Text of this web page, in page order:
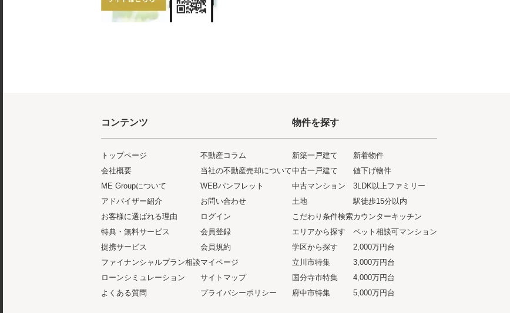
コンテンツ
トップページ
会社概要
ME Groupについて
アドバイザー紹介
お客様に選ばれる理由
特典・無料サービス
提携サービス
ファイナンシャルプラン相談
ローンシミュレーション
よくある質問
不動産コラム
当社の不動産売却について
WEBパンフレット
お問い合わせ
ログイン
会員登録
会員規約
マイページ
サイトマップ
プライバシーポリシー
物件を探す
新築一戸建て
中古一戸建て
中古マンション
土地
こだわり条件検索
エリアから探す
学区から探す
立川市特集
国分寺市特集
府中市特集
新着物件
値下げ物件
3LDK以上ファミリー
駅徒歩15分以内
カウンターキッチン
ペット相談可マンション
2,000万円台
3,000万円台
4,000万円台
5,000万円台